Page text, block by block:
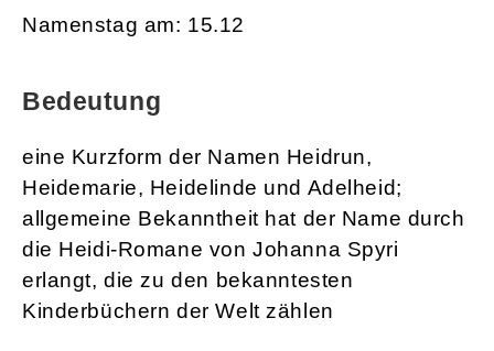
Namenstag am: 15.12
Bedeutung
eine Kurzform der Namen Heidrun,
Heidemarie, Heidelinde und Adelheid;
allgemeine Bekanntheit hat der Name durch
die Heidi-Romane von Johanna Spyri
erlangt, die zu den bekanntesten
Kinderbüchern der Welt zählen